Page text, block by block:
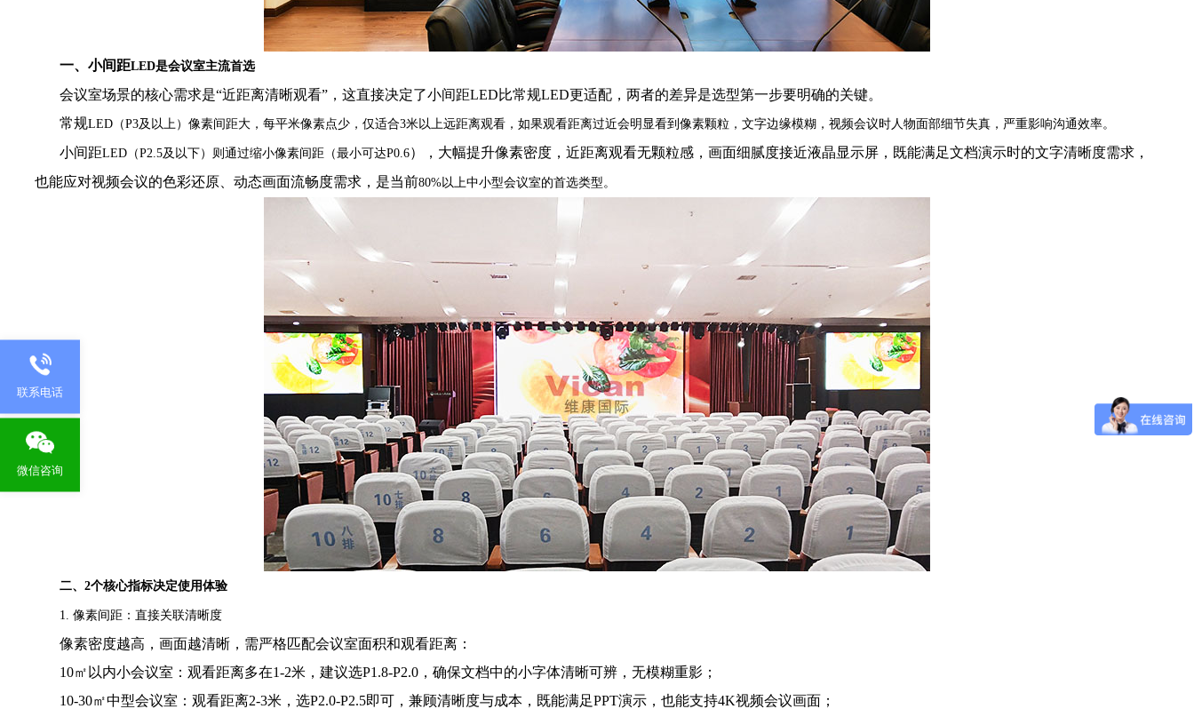
一、小间距LED是会议室主流首选
会议室场景的核心需求是“近距离清晰观看”，这直接决定了小间距LED比常规LED更适配，两者的差异是选型第一步要明确的关键。
常规LED（P3及以上）像素间距大，每平米像素点少，仅适合3米以上远距离观看，如果观看距离过近会明显看到像素颗粒，文字边缘模糊，视频会议时人物面部细节失真，严重影响沟通效率。
小间距LED（P2.5及以下）则通过缩小像素间距（最小可达P0.6），大幅提升像素密度，近距离观看无颗粒感，画面细腻度接近液晶显示屏，既能满足文档演示时的文字清晰度需求，
也能应对视频会议的色彩还原、动态画面流畅度需求，是当前80%以上中小型会议室的首选类型。
二、 2个核心指标决定使用体验
1. 像素间距：直接关联清晰度
像素密度越高，画面越清晰，需严格匹配会议室面积和观看距离：
10㎡以内小会议室：观看距离多在1-2米，建议选P1.8-P2.0，确保文档中的小字体清晰可辨，无模糊重影；
10-30㎡中型会议室：观看距离2-3米，选P2.0-P2.5即可，兼顾清晰度与成本，既能满足PPT演示，也能支持4K视频会议画面；
联系电话
微信咨询